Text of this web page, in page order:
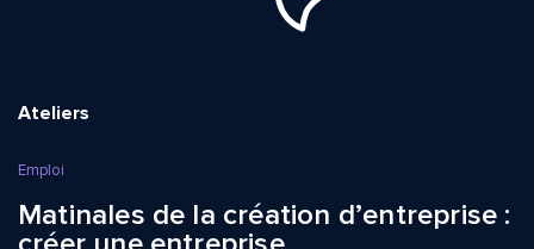
Ateliers
Emploi
Matinales de la création d’entreprise :